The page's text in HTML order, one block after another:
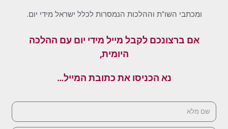
ומכתבי השו"ת וההלכות הנמסרות לכלל ישראל מידי יום.
אם ברצונכם לקבל מייל מידי יום עם ההלכה
היומית,
נא הכניסו את כתובת המייל…